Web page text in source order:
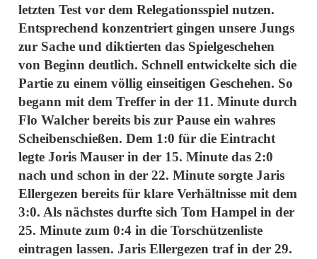
letzten Test vor dem Relegationsspiel nutzen.
Entsprechend konzentriert gingen unsere Jungs
zur Sache und diktierten das Spielgeschehen
von Beginn deutlich. Schnell entwickelte sich die
Partie zu einem völlig einseitigen Geschehen. So
begann mit dem Treffer in der 11. Minute durch
Flo Walcher bereits bis zur Pause ein wahres
Scheibenschießen. Dem 1:0 für die Eintracht
legte Joris Mauser in der 15. Minute das 2:0
nach und schon in der 22. Minute sorgte Jaris
Ellergezen bereits für klare Verhältnisse mit dem
3:0. Als nächstes durfte sich Tom Hampel in der
25. Minute zum 0:4 in die Torschützenliste
eintragen lassen. Jaris Ellergezen traf in der 29.